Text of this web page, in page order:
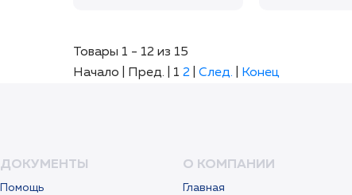
Товары 1 - 12 из 15
Начало | Пред. | 1 2 След. Конец
ДОКУМЕНТЫ
Помощь
О КОМПАНИИ
Главная